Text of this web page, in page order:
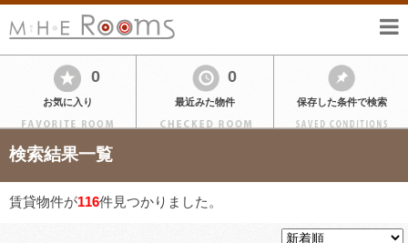
0
お気に入り
0
最近みた物件 保存した条件で検索
検索結果一覧
賃貸物件が116件見つかりました。